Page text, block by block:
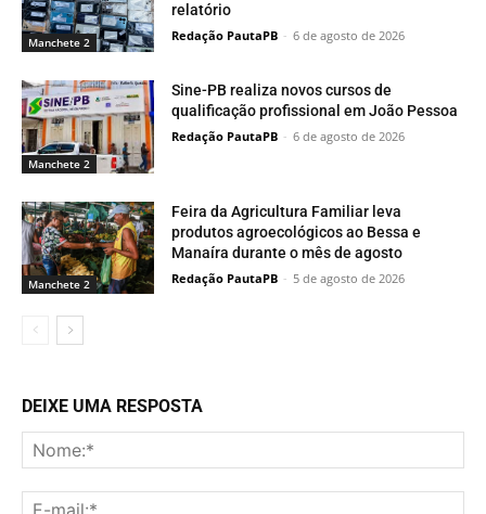
Manchete 2
relatório
Redação PautaPB - 6 de agosto de 2026
Manchete 2
Sine-PB realiza novos cursos de
qualificação profissional em João Pessoa
Redação PautaPB - 6 de agosto de 2026
Manchete 2
Feira da Agricultura Familiar leva
produtos agroecológicos ao Bessa e
Manaíra durante o mês de agosto
Redação PautaPB - 5 de agosto de 2026
DEIXE UMA RESPOSTA